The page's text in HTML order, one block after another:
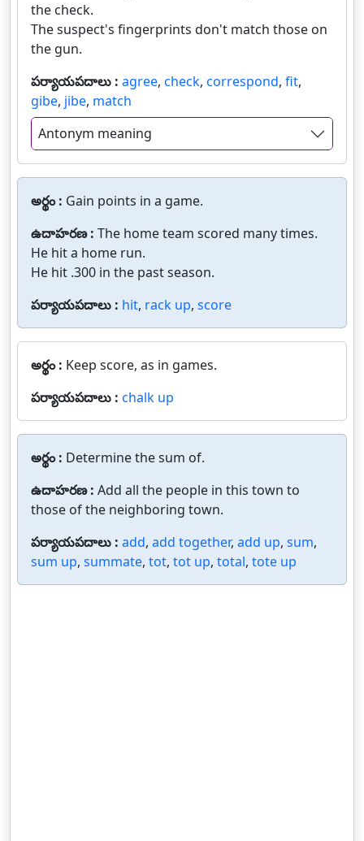
the check.
The suspect's fingerprints don't match those on
the gun.
పర్యాయపదాలు : agree, check, correspond, fit,
gibe, jibe, match
Antonym meaning
అర్థం : Gain points in a game.
ఉదాహరణ : The home team scored many times.
He hit a home run.
He hit .300 in the past season.
పర్యాయపదాలు : hit, rack up, score
అర్థం : Keep score, as in games.
పర్యాయపదాలు : chalk up
అర్థం : Determine the sum of.
ఉదాహరణ : Add all the people in this town to
those of the neighboring town.
పర్యాయపదాలు : add, add together, add up, sum,
sum up, summate, tot, tot up, total, tote up